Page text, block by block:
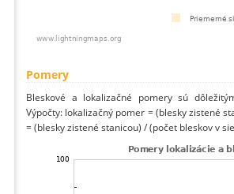
Pomery
Bleskové a lokalizačné pomery sú
Výpočty: lokalizačný pomer = (blesky zistené
= (blesky zistené stanicou) / (počet bleskov v